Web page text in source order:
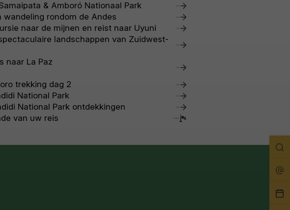
& Amboró Nationaal Park
wandeling rondom de Andes
naar de mijnen en reist naar Uyuni
landschappen van Zuidwest-
naar La Paz
trekking dag 2
National Park
National Park ontdekkingen
van uw reis